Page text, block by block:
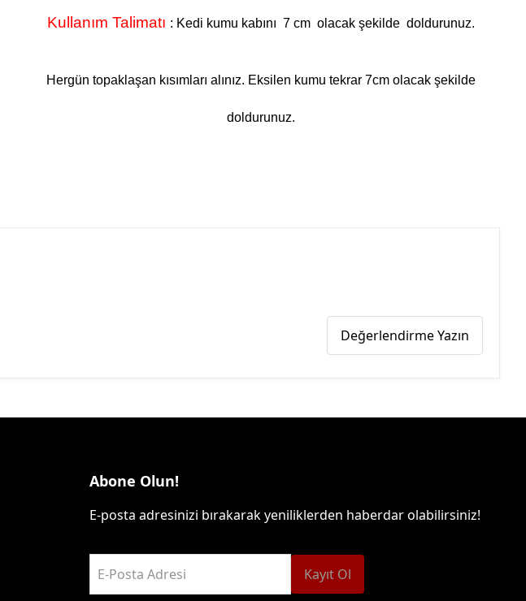
Kullanım Talimatı : Kedi kumu kabını 7 cm olacak şekilde doldurunuz.
Hergün topaklaşan kısımları alınız. Eksilen kumu tekrar 7cm olacak şekilde
doldurunuz.
Değerlendirme Yazın
Abone Olun!
E-posta adresinizi bırakarak yeniliklerden haberdar olabilirsiniz!
E-Posta Adresi Kayıt Ol